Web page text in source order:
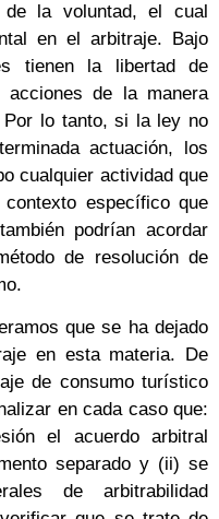
la voluntad, el cual
en el arbitraje. Bajo
tienen la libertad de
acciones de la manera
Por lo tanto, si la ley no
actuación, los
cualquier actividad que
específico que
podrían acordar
de resolución de
que se ha dejado
en esta materia. De
de consumo turístico
en cada caso que:
el acuerdo arbitral
separado y (ii) se
de arbitrabilidad